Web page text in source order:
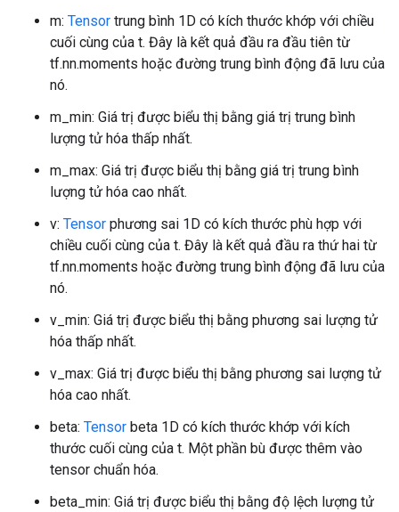
m: Tensor trung bình 1D có kích thước khớp với chiều
cuối cùng của t. Đây là kết quả đầu ra đầu tiên từ
tf.nn.moments hoặc đường trung bình động đã lưu của
nó.
m_min: Giá trị được biểu thị bằng giá trị trung bình
lượng tử hóa thấp nhất.
m_max: Giá trị được biểu thị bằng giá trị trung bình
lượng tử hóa cao nhất.
v: Tensor phương sai 1D có kích thước phù hợp với
chiều cuối cùng của t. Đây là kết quả đầu ra thứ hai từ
tf.nn.moments hoặc đường trung bình động đã lưu của
nó.
v_min: Giá trị được biểu thị bằng phương sai lượng tử
hóa thấp nhất.
v_max: Giá trị được biểu thị bằng phương sai lượng tử
hóa cao nhất.
beta: Tensor beta 1D có kích thước khớp với kích
thước cuối cùng của t. Một phần bù được thêm vào
tensor chuẩn hóa.
beta_min: Giá trị được biểu thị bằng độ lệch lượng tử